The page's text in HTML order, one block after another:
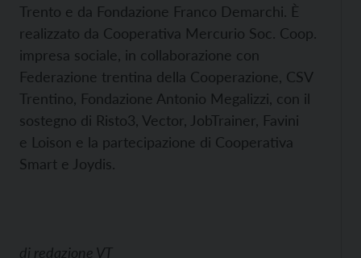
Trento e da Fondazione Franco Demarchi. È
realizzato da Cooperativa Mercurio Soc. Coop.
impresa sociale, in collaborazione con
Federazione trentina della Cooperazione, CSV
Trentino, Fondazione Antonio Megalizzi, con il
sostegno di Risto3, Vector, JobTrainer, Favini
e Loison e la partecipazione di Cooperativa
Smart e Joydis.
di redazione VT